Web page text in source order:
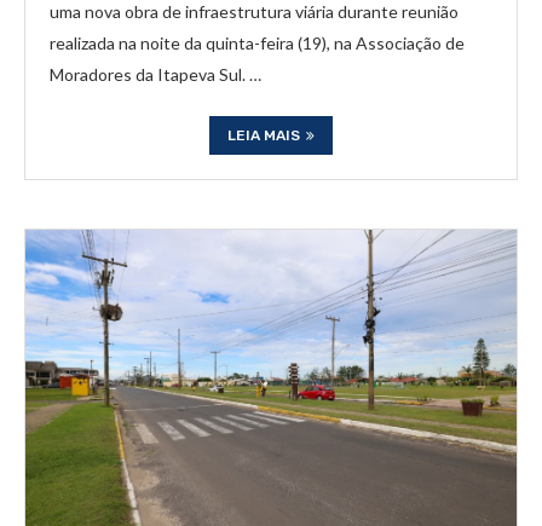
uma nova obra de infraestrutura viária durante reunião
realizada na noite da quinta-feira (19), na Associação de
Moradores da Itapeva Sul. …
LEIA MAIS